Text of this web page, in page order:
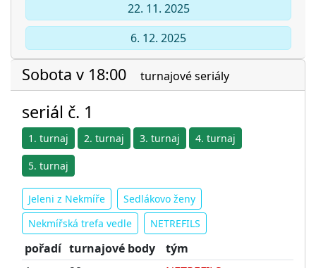
22. 11. 2025
6. 12. 2025
Sobota v 18:00 turnajové seriály
seriál č. 1
1. turnaj 2. turnaj 3. turnaj 4. turnaj
5. turnaj
Jeleni z Nekmíře
Sedlákovo ženy
Nekmířská trefa vedle
NETREFILS
pořadí turnajové body
tým